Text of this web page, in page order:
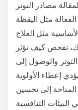
مصادر التوتر
مثل اليقظة
مثل العلاج
تفحص كيف تؤثر
والوصول إلى
إعطاء الأولوية
إلى تحسين